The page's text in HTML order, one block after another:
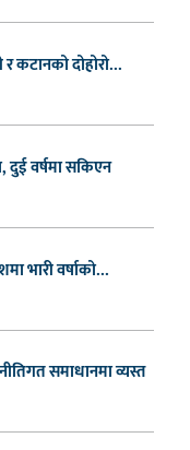
कटानको दोहोरो...
दुई वर्षमा सकिएन
भारी वर्षाको...
समाधानमा व्यस्त